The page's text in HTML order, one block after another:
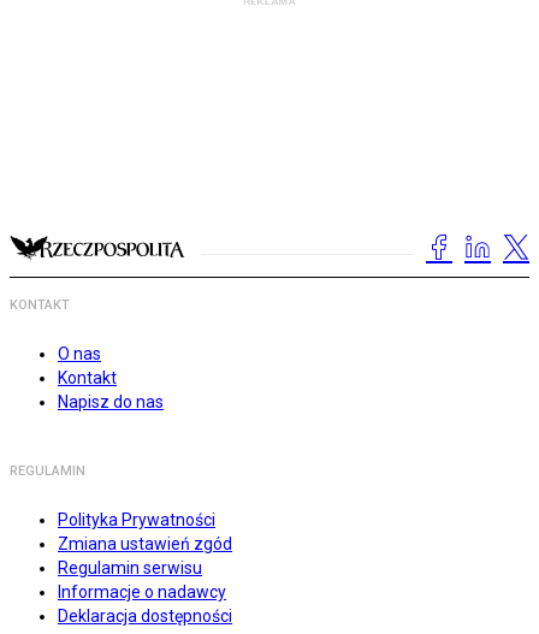
KONTAKT
O nas
Kontakt
Napisz do nas
REGULAMIN
Polityka Prywatności
Zmiana ustawień zgód
Regulamin serwisu
Informacje o nadawcy
Deklaracja dostępności